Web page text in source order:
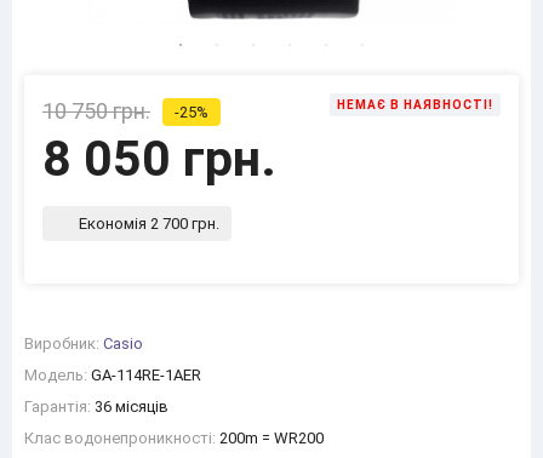
10 750 грн. -25%
8 050 грн.
НЕМАЄ В НАЯВНОСТІ!
Економія 2 700 грн.
Виробник: Casio
Модель: GA-114RE-1AER
Гарантія: 36 місяців
Клас водонепроникності: 200m = WR200